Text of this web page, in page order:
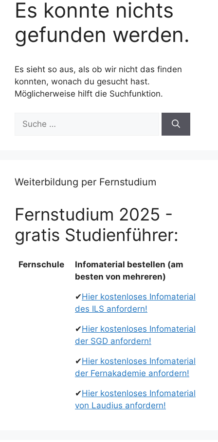
Es konnte nichts
gefunden werden.
Es sieht so aus, als ob wir nicht das finden
konnten, wonach du gesucht hast.
Möglicherweise hilft die Suchfunktion.
nach:
Weiterbildung per Fernstudium
Fernstudium 2025 -
gratis Studienführer:
Fernschule
Infomaterial bestellen (am
besten von mehreren)
✔Hier kostenloses Infomaterial
des ILS anfordern!
✔Hier kostenloses Infomaterial
der SGD anfordern!
✔Hier kostenloses Infomaterial
der Fernakademie anfordern!
✔Hier kostenloses Infomaterial
von Laudius anfordern!